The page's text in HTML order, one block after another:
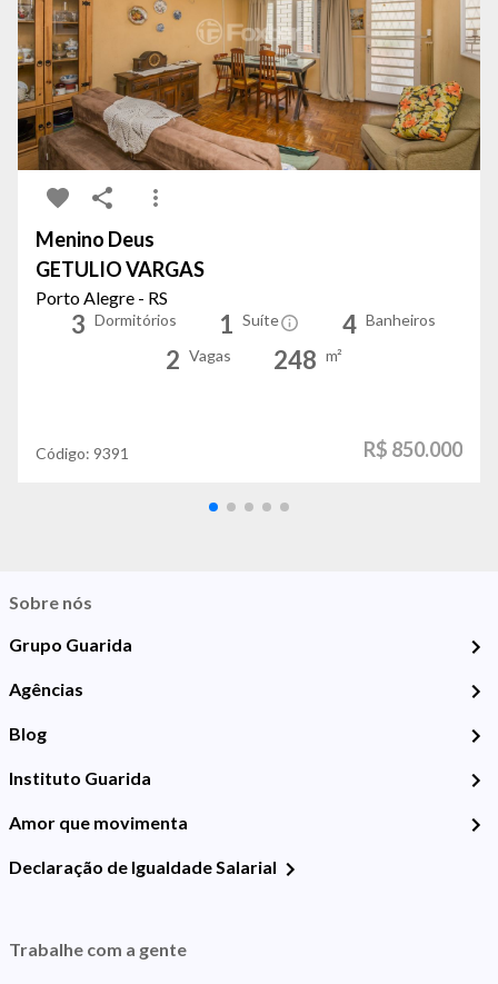
Menino Deus
GETULIO VARGAS
Porto Alegre - RS
3 Dormitórios 1 Suíte 4 Banheiros
2 Vagas 248 m²
Código: 9391 R$ 850.000
Sobre nós
Grupo Guarida
Agências
Blog
Instituto Guarida
Amor que movimenta
Declaração de Igualdade Salarial
Trabalhe com a gente